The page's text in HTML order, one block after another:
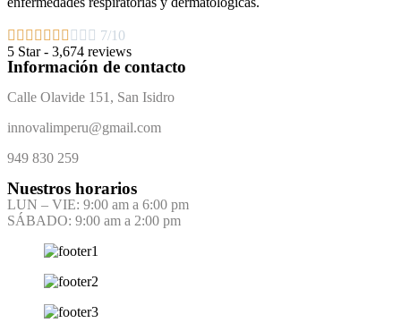
          7/10
5 Star - 3,674 reviews
Información de contacto
Calle Olavide 151, San Isidro
innovalimperu@gmail.com
949 830 259
Nuestros horarios
LUN – VIE: 9:00 am a 6:00 pm
SÁBADO: 9:00 am a 2:00 pm